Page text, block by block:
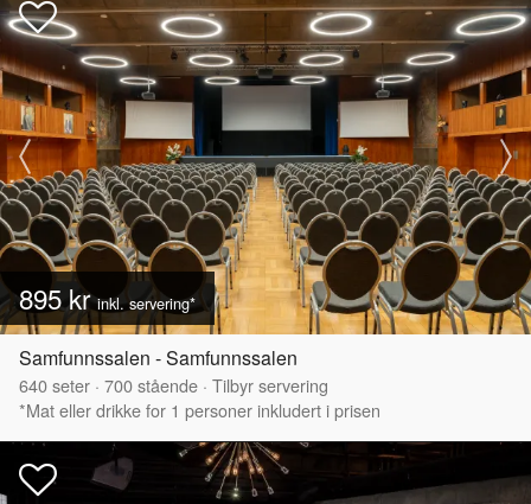
895 krinkl. servering*
Samfunnssalen - Samfunnssalen
640seter · 700stående · Tilbyr servering
*Mat eller drikke for 1 personer inkludert i prisen